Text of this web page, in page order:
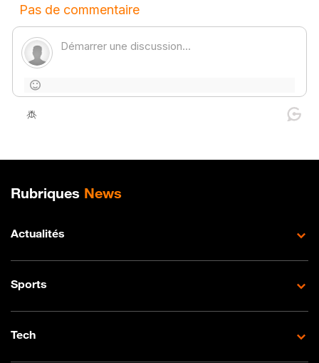
Plan de site
Rubriques News
Actualités
Sports
Tech